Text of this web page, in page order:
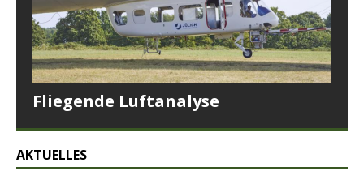
Fliegende Luftanalyse
AKTUELLES